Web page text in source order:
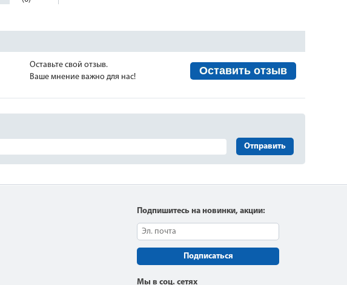
Оставьте свой отзыв.
Ваше мнение важно для нас!
Оставить отзыв
Отправить
Подпишитесь на новинки, акции:
Подписаться
Мы в соц. сетях